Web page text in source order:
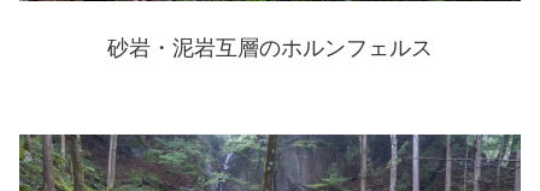
砂岩・泥岩互層のホルンフェルス